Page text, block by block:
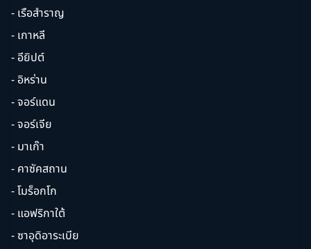
- เรือสำราญ
- เกาหลี
- อียิปต์
- อิหร่าน
- จอร์แดน
- จอร์เจีย
- มาเก๊า
- คาซัคสถาน
- โมร็อกโก
- แอฟริกาใต้
- ซาอุดิอาระเบีย